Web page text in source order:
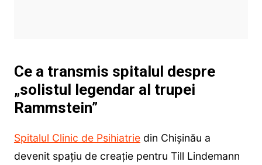
Ce a transmis spitalul despre
„solistul legendar al trupei
Rammstein”
Spitalul Clinic de Psihiatriedin Chișinău a
devenit spațiu de creație pentru Till Lindemann